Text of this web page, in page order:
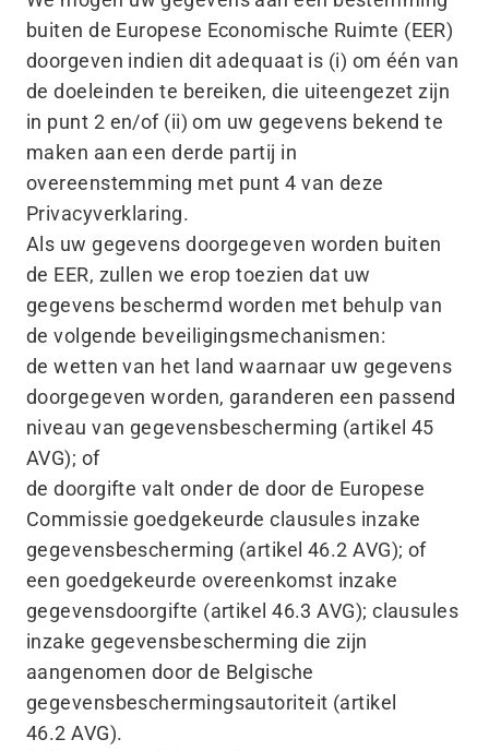
buiten de Europese Economische Ruimte (EER)
doorgeven indien dit adequaat is (i) om één van
de doeleinden te bereiken, die uiteengezet zijn
in punt 2 en/​of (ii) om uw gegevens bekend te
maken aan een derde partij in
overeenstemming met punt 4 van deze
Privacyverklaring.
Als uw gegevens doorgegeven worden buiten
de EER, zullen we erop toezien dat uw
gegevens beschermd worden met behulp van
de volgende beveiligingsmechanismen:
de wetten van het land waarnaar uw gegevens
doorgegeven worden, garanderen een passend
niveau van gegevensbescherming (artikel 45
AVG); of
de doorgifte valt onder de door de Europese
Commissie goedgekeurde clausules inzake
gegevensbescherming (artikel 46.2 AVG); of
een goedgekeurde overeenkomst inzake
gegevensdoorgifte (artikel 46.3 AVG); clausules
inzake gegevensbescherming die zijn
aangenomen door de Belgische
gegevensbeschermingsautoriteit (artikel
46.2 AVG).